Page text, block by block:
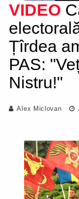
VIDEO
Țîrdea
PAS:
Nistru!"
Alex Miclovan